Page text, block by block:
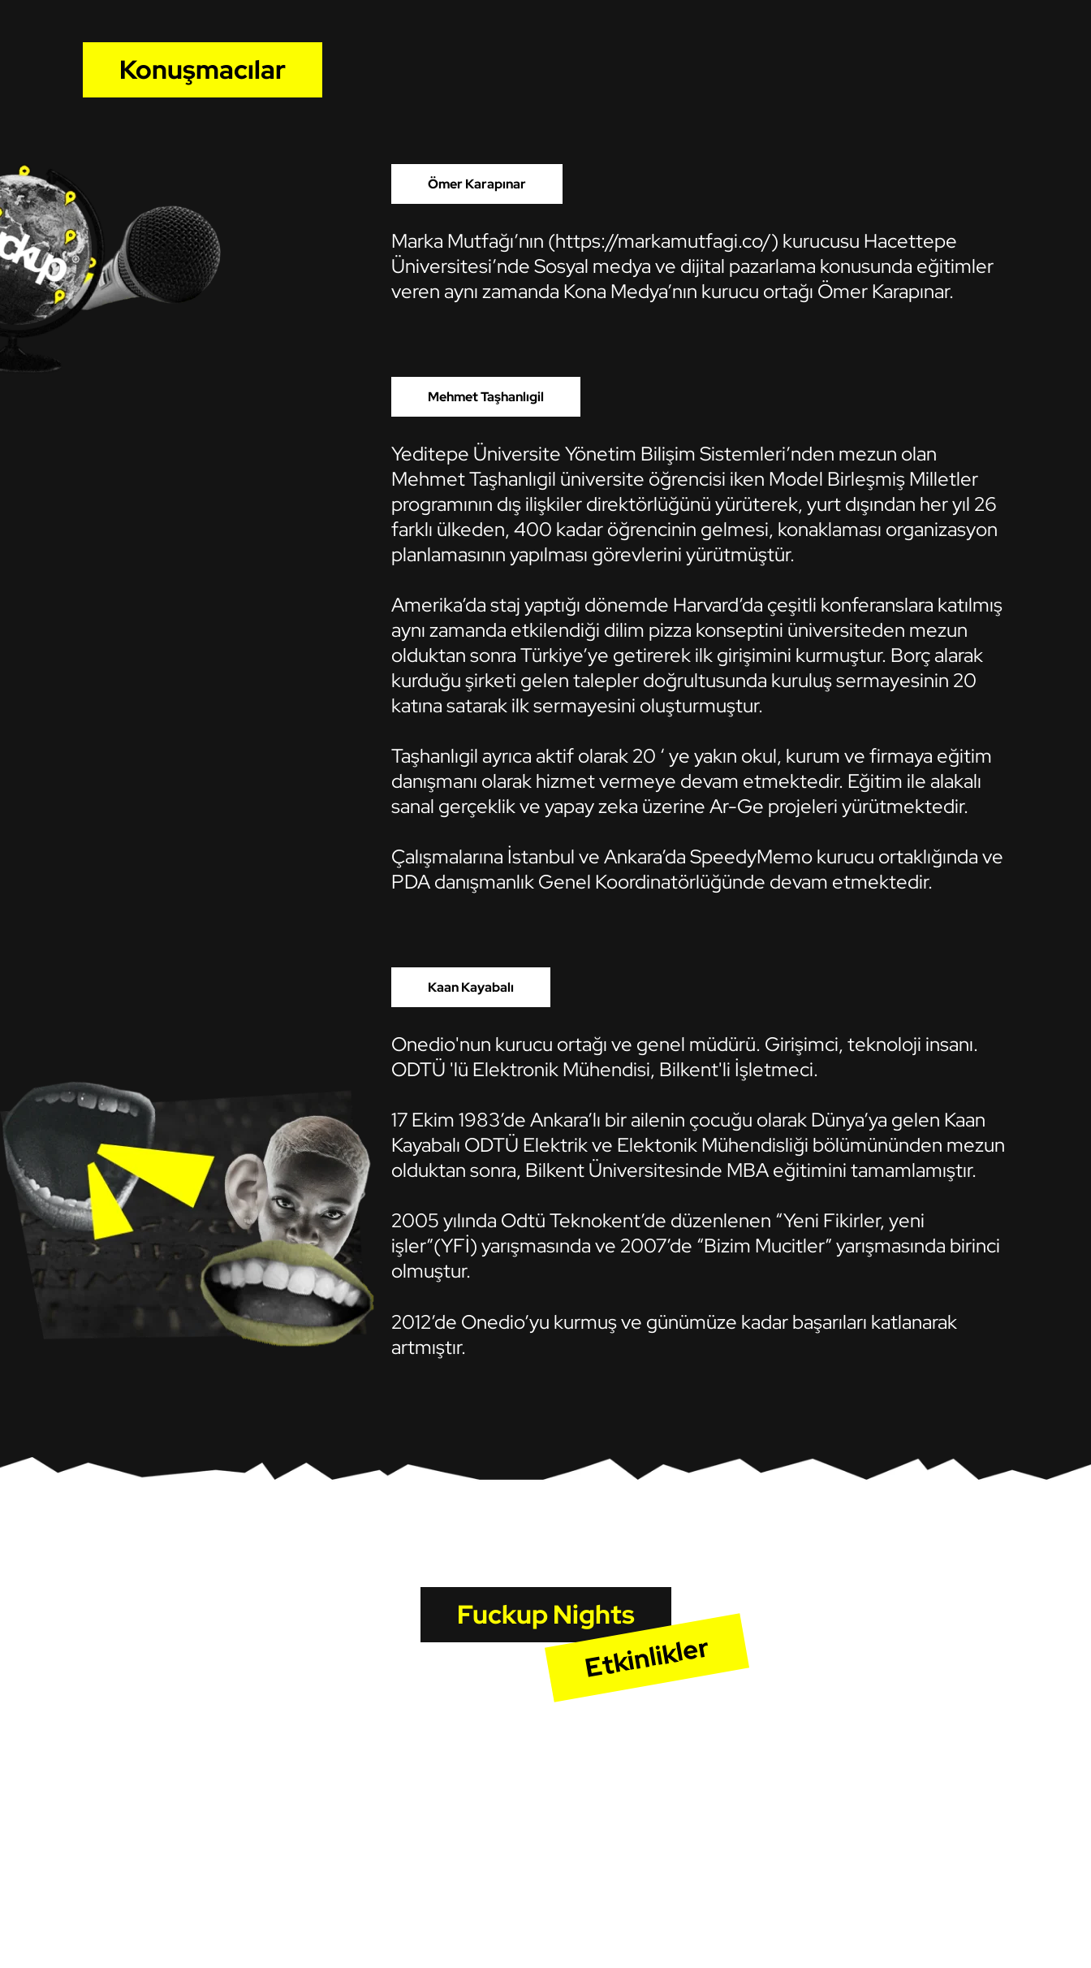
Konuşmacılar
Ömer Karapınar
Marka Mutfağı’nın (https://markamutfagi.co/) kurucusu Hacettepe
Üniversitesi’nde Sosyal medya ve dijital pazarlama konusunda eğitimler
veren aynı zamanda Kona Medya’nın kurucu ortağı Ömer Karapınar.
Mehmet Taşhanlıgil
Yeditepe Üniversite Yönetim Bilişim Sistemleri’nden mezun olan
Mehmet Taşhanlıgil üniversite öğrencisi iken Model Birleşmiş Milletler
programının dış ilişkiler direktörlüğünü yürüterek, yurt dışından her yıl 26
farklı ülkeden, 400 kadar öğrencinin gelmesi, konaklaması organizasyon
planlamasının yapılması görevlerini yürütmüştür.
Amerika’da staj yaptığı dönemde Harvard’da çeşitli konferanslara katılmış
aynı zamanda etkilendiği dilim pizza konseptini üniversiteden mezun
olduktan sonra Türkiye’ye getirerek ilk girişimini kurmuştur. Borç alarak
kurduğu şirketi gelen talepler doğrultusunda kuruluş sermayesinin 20
katına satarak ilk sermayesini oluşturmuştur.
Taşhanlıgil ayrıca aktif olarak 20 ‘ ye yakın okul, kurum ve firmaya eğitim
danışmanı olarak hizmet vermeye devam etmektedir. Eğitim ile alakalı
sanal gerçeklik ve yapay zeka üzerine Ar-Ge projeleri yürütmektedir.
Çalışmalarına İstanbul ve Ankara’da SpeedyMemo kurucu ortaklığında ve
PDA danışmanlık Genel Koordinatörlüğünde devam etmektedir.
Kaan Kayabalı
Onedio'nun kurucu ortağı ve genel müdürü. Girişimci, teknoloji insanı.
ODTÜ 'lü Elektronik Mühendisi, Bilkent'li İşletmeci.
17 Ekim 1983’de Ankara’lı bir ailenin çocuğu olarak Dünya’ya gelen Kaan
Kayabalı ODTÜ Elektrik ve Elektonik Mühendisliği bölümününden mezun
olduktan sonra, Bilkent Üniversitesinde MBA eğitimini tamamlamıştır.
2005 yılında Odtü Teknokent’de düzenlenen “Yeni Fikirler, yeni
işler”(YFİ) yarışmasında ve 2007’de “Bizim Mucitler” yarışmasında birinci
olmuştur.
2012’de Onedio’yu kurmuş ve günümüze kadar başarıları katlanarak
artmıştır.
Fuckup Nights
Etkinlikler